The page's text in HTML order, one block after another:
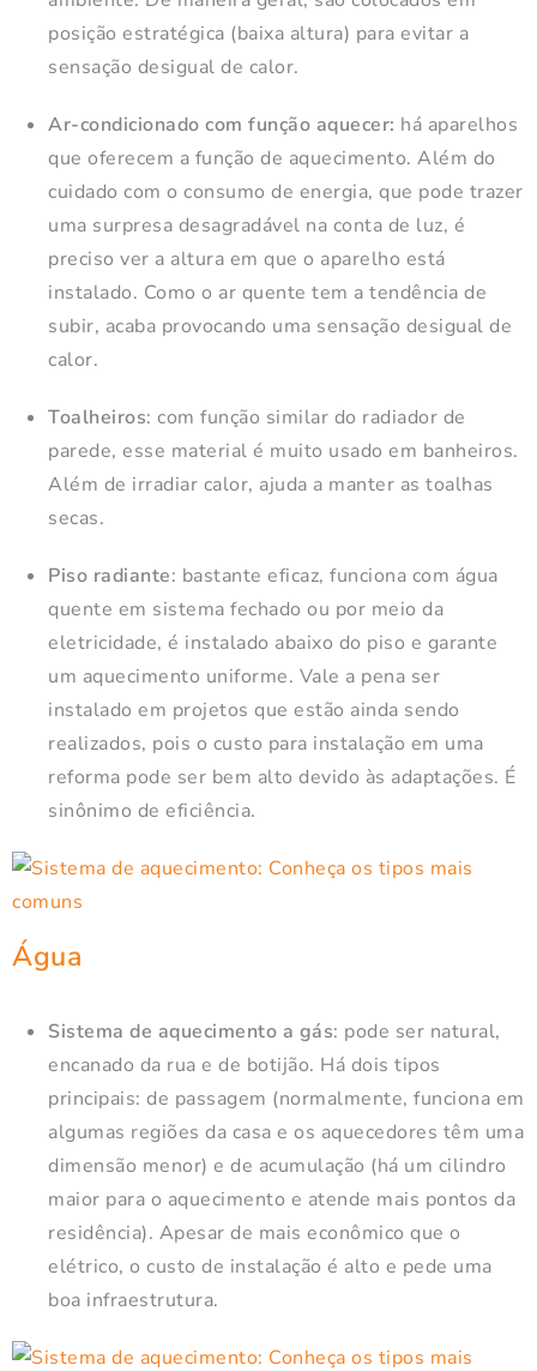
posição estratégica (baixa altura) para evitar a
sensação desigual de calor.
Ar-condicionado com função aquecer: há aparelhos
que oferecem a função de aquecimento. Além do
cuidado com o consumo de energia, que pode trazer
uma surpresa desagradável na conta de luz, é
preciso ver a altura em que o aparelho está
instalado. Como o ar quente tem a tendência de
subir, acaba provocando uma sensação desigual de
calor.
Toalheiros: com função similar do radiador de
parede, esse material é muito usado em banheiros.
Além de irradiar calor, ajuda a manter as toalhas
secas.
Piso radiante: bastante eficaz, funciona com água
quente em sistema fechado ou por meio da
eletricidade, é instalado abaixo do piso e garante
um aquecimento uniforme. Vale a pena ser
instalado em projetos que estão ainda sendo
realizados, pois o custo para instalação em uma
reforma pode ser bem alto devido às adaptações. É
sinônimo de eficiência.
Água
Sistema de aquecimento a gás: pode ser natural,
encanado da rua e de botijão. Há dois tipos
principais: de passagem (normalmente, funciona em
algumas regiões da casa e os aquecedores têm uma
dimensão menor) e de acumulação (há um cilindro
maior para o aquecimento e atende mais pontos da
residência). Apesar de mais econômico que o
elétrico, o custo de instalação é alto e pede uma
boa infraestrutura.